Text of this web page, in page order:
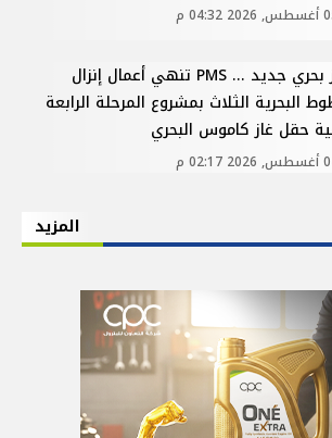
إنجاز بحري جديد ... PMS تنهي أعمال إنزال
البحرية الثلاث بمشروع المرحلة الرابعة
حقل غاز كاموس البحري
المزيد